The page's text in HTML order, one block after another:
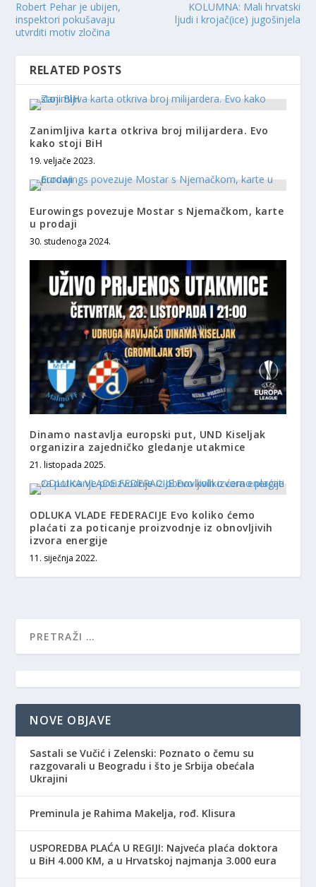
Robert Pehar je ubijen,
inspektori pokušavaju
utvrditi motiv zločina
KOLUMNA: Mali hrvatski
ljudi i krojač(ice) jugošinjela
RELATED POSTS
Zanimljiva karta otkriva broj milijardera. Evo
kako stoji BiH
19. veljače 2023.
Eurowings povezuje Mostar s Njemačkom, karte
u prodaji
30. studenoga 2024.
Dinamo nastavlja europski put, UND Kiseljak
organizira zajedničko gledanje utakmice
21. listopada 2025.
ODLUKA VLADE FEDERACIJE Evo koliko ćemo
plaćati za poticanje proizvodnje iz obnovljivih
izvora energije
11. siječnja 2022.
NOVE OBJAVE
Sastali se Vučić i Zelenski: Poznato o čemu su
razgovarali u Beogradu i što je Srbija obećala
Ukrajini
Preminula je Rahima Makelja, rođ. Klisura
USPOREDBA PLAĆA U REGIJI: Najveća plaća doktora
u BiH 4.000 KM, a u Hrvatskoj najmanja 3.000 eura